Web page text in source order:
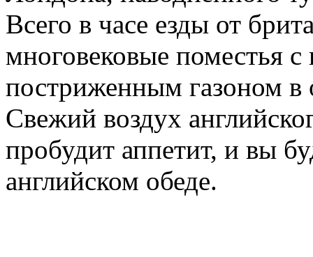
Всего в часе езды от
многовековые поместья
постриженным газоном в
Свежий воздух
пробудит аппетит, и вы
английском обеде.